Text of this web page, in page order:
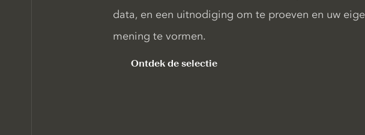
data, en een uitnodiging om te proeven en uw
mening te vormen.
Ontdek de selectie